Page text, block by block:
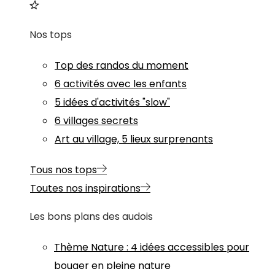
Nos tops
Top des randos du moment
6 activités avec les enfants
5 idées d'activités "slow"
6 villages secrets
Art au village, 5 lieux surprenants
Tous nos tops
Toutes nos inspirations
Les bons plans des audois
Thème Nature: 4 idées accessibles pour
bouger en pleine nature